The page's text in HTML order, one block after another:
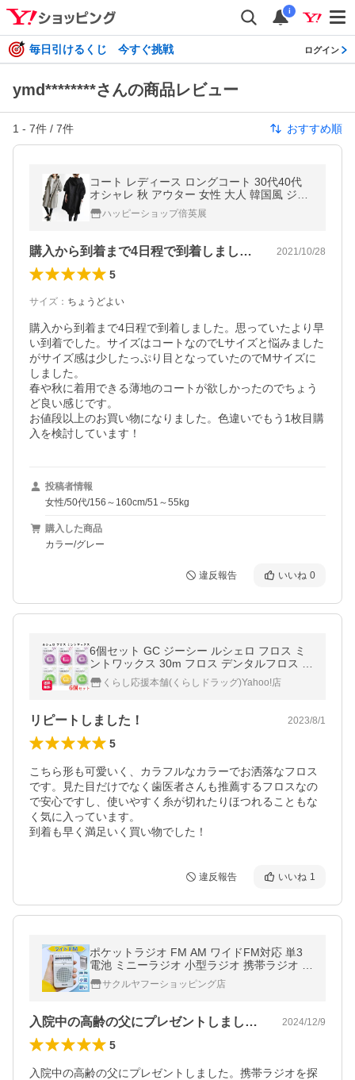
i
毎日引けるくじ 今すぐ挑戦 ログイン
ymd********さんの商品レビュー
1 - 7件 / 7件 おすすめ順
コート レディース ロングコート 30代40代
オシャレ 秋 アウター 女性 大人 韓国風 ジャ
ケット OL 通勤 ゆったり ウインドブレーカ
ーハッピーショップ倍英展
購入から到着まで4日程で到着しました。… 2021/10/28
5
サイズ ： ちょうどよい
購入から到着まで4日程で到着しました。思っていたより早
い到着でした。サイズはコートなのでLサイズと悩みました
がサイズ感は少したっぷり目となっていたのでMサイズに
しました。
春や秋に着用できる薄地のコートが欲しかったのでちょう
ど良い感じです。
お値段以上のお買い物になりました。色違いでもう1枚目購
入を検討しています！
投稿者情報
女性/50代/156～160cm/51～55kg
購入した商品
カラー/グレー
違反報告 いいね 0
6個セット GC ジーシー ルシェロ フロス ミ
ントワックス 30m フロス デンタルフロス 歯
間 ブラシおすすめ オーラルケア 人気
くらし応援本舗(くらしドラッグ)Yahoo!店
リピートしました！ 2023/8/1
5
こちら形も可愛いく、カラフルなカラーでお洒落なフロス
です。見た目だけでなく歯医者さんも推薦するフロスなの
で安心ですし、使いやすく糸が切れたりほつれることもな
く気に入っています。
到着も早く満足いく買い物でした！
違反報告 いいね 1
ポケットラジオ FM AM ワイドFM対応 単3
電池 ミニーラジオ 小型ラジオ 携帯ラジオ 通
勤ラジオ 高感度 ポータブル 防災ラジオ スピ
ーカー付
サクルヤフーショッピング店
入院中の高齢の父にプレゼントしました。… 2024/12/9
5
入院中の高齢の父にプレゼントしました。携帯ラジオを探